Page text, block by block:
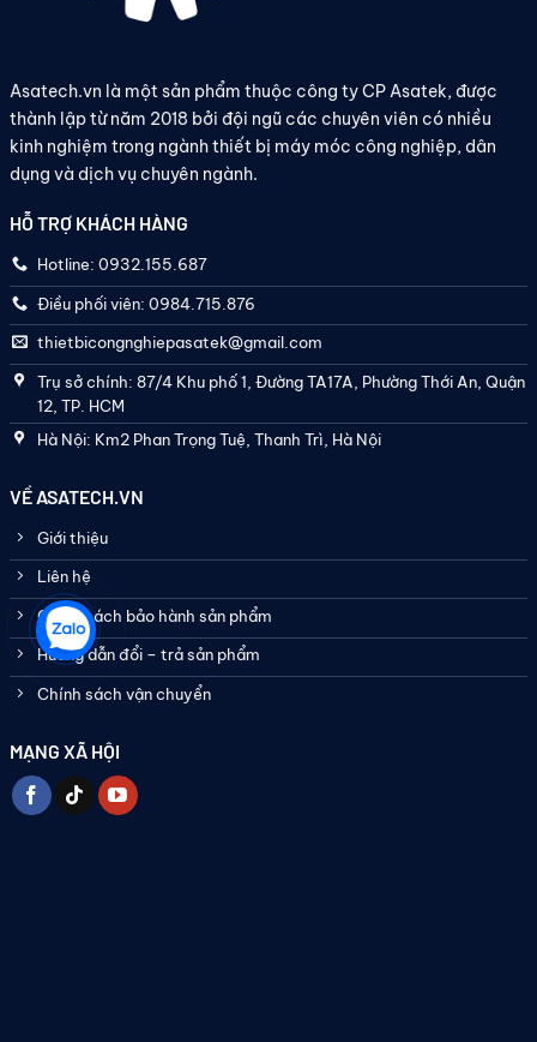
Asatech.vn là một sản phẩm thuộc công ty CP Asatek, được
thành lập từ năm 2018 bởi đội ngũ các chuyên viên có nhiều
kinh nghiệm trong ngành thiết bị máy móc công nghiệp, dân
dụng và dịch vụ chuyên ngành.
HỖ TRỢ KHÁCH HÀNG
Hotline: 0932.155.687
Điều phối viên: 0984.715.876
thietbicongnghiepasatek@gmail.com
Trụ sở chính: 87/4 Khu phố 1, Đường TA17A, Phường Thới An, Quận
12, TP. HCM
Hà Nội: Km2 Phan Trọng Tuệ, Thanh Trì, Hà Nội
VỀ ASATECH.VN
Giới thiệu
Liên hệ
Chính sách bảo hành sản phẩm
Hướng dẫn đổi – trả sản phẩm
Chính sách vận chuyển
MẠNG XÃ HỘI